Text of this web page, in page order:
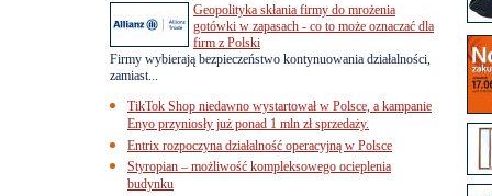
Geopolityka skłania firmy do mrożenia
gotówki w zapasach - co to może oznaczać dla
firm z Polski
Firmy wybierają bezpieczeństwo kontynuowania działalności,
zamiast...
TikTok Shop niedawno wystartował w Polsce, a kampanie
Enyo przyniosły już ponad 1 mln zł sprzedaży.
Entrix rozpoczyna działalność operacyjną w Polsce
Styropian – możliwość kompleksowego ocieplenia
budynku